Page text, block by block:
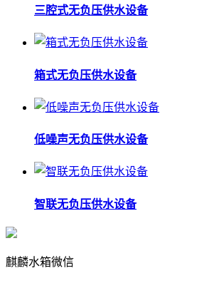
三腔式无负压供水设备
箱式无负压供水设备
低噪声无负压供水设备
智联无负压供水设备
麒麟水箱微信